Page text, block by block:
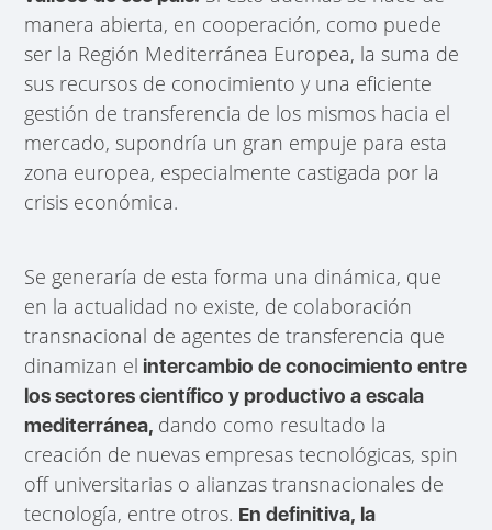
manera abierta, en cooperación, como puede
ser la Región Mediterránea Europea, la suma de
sus recursos de conocimiento y una eficiente
gestión de transferencia de los mismos hacia el
mercado, supondría un gran empuje para esta
zona europea, especialmente castigada por la
crisis económica.
Se generaría de esta forma una dinámica, que
en la actualidad no existe, de colaboración
transnacional de agentes de transferencia que
dinamizan el intercambio de conocimiento entre
los sectores científico y productivo a escala
mediterránea, dando como resultado la
creación de nuevas empresas tecnológicas, spin
off universitarias o alianzas transnacionales de
tecnología, entre otros. En definitiva, la